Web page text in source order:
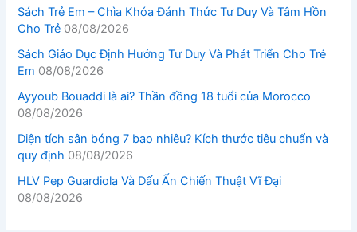
Sách Trẻ Em – Chìa Khóa Đánh Thức Tư Duy Và Tâm Hồn
Cho Trẻ 08/08/2026
Sách Giáo Dục Định Hướng Tư Duy Và Phát Triển Cho Trẻ
Em 08/08/2026
Ayyoub Bouaddi là ai? Thần đồng 18 tuổi của Morocco
08/08/2026
Diện tích sân bóng 7 bao nhiêu? Kích thước tiêu chuẩn và
quy định 08/08/2026
HLV Pep Guardiola Và Dấu Ấn Chiến Thuật Vĩ Đại
08/08/2026